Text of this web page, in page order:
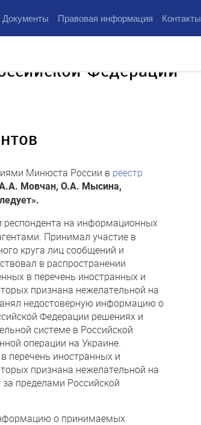
Документы Правовая информация Контакты
Федерации
Минюста России в реестр
Мовчан, О.А. Мысина,
респондента на информационных
Принимал участие в
круга лиц сообщений и
в распространении
в перечень иностранных и
признана нежелательной на
недостоверную информацию о
Федерации решениях и
системе в Российской
операции на Украине.
перечень иностранных и
признана нежелательной на
пределами Российской
о принимаемых